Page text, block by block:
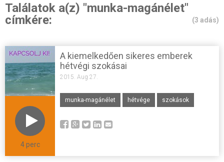
Találatok a(z) "munka-magánélet"
címkére:
(3 adás)
4 perc
A kiemelkedően sikeres emberek
hétvégi szokásai
2015. Aug 27.
munka-magánélet hétvége szokások